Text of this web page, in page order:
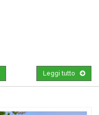
Leggi tutto